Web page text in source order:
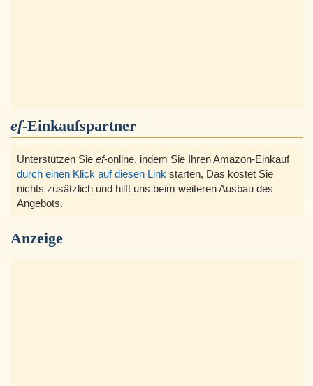
ef-Einkaufspartner
Unterstützen Sie ef-online, indem Sie Ihren Amazon-Einkauf
durch einen Klick auf diesen Link starten, Das kostet Sie
nichts zusätzlich und hilft uns beim weiteren Ausbau des
Angebots.
Anzeige